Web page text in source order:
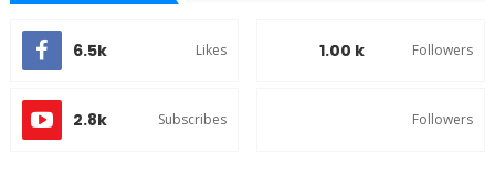
6.5k Likes 1.00 k Followers
2.8k Subscribes Followers